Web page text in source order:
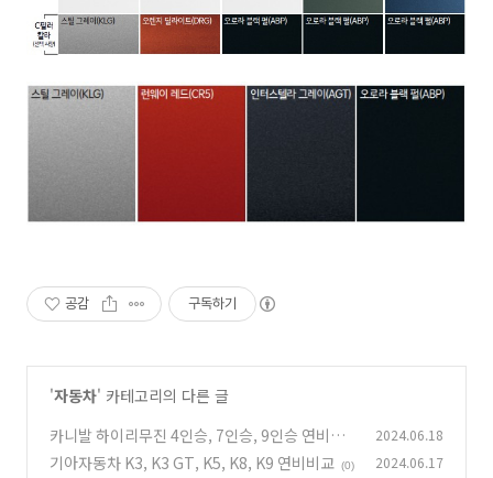
공감 구독하기
'자동차' 카테고리의 다른 글
카니발 하이리무진 4인승, 7인승, 9인승 연비비
교 (3.5가솔린, 2.2디젤, 1.6 터보 하이브리드)
(0)
2024.06.18
기아자동차 K3, K3 GT, K5, K8, K9 연비비교 (0) 2024.06.17